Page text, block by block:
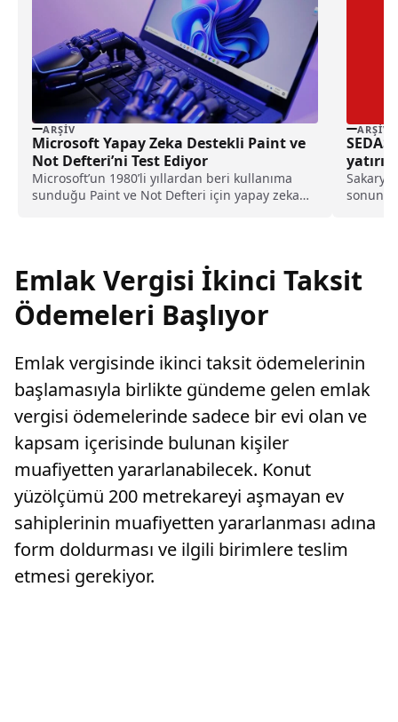
ARŞIV
Microsoft Yapay Zeka Destekli Paint ve
Not Defteri’ni Test Ediyor
Microsoft’un 1980’li yıllardan beri kullanıma
sunduğu Paint ve Not Defteri için yapay zeka
ARŞIV
Sakarya
sonuna
Emlak Vergisi İkinci Taksit
Ödemeleri Başlıyor
Emlak vergisinde ikinci taksit ödemelerinin
başlamasıyla birlikte gündeme gelen emlak
vergisi ödemelerinde sadece bir evi olan ve
kapsam içerisinde bulunan kişiler
muafiyetten yararlanabilecek. Konut
yüzölçümü 200 metrekareyi aşmayan ev
sahiplerinin muafiyetten yararlanması adına
form doldurması ve ilgili birimlere teslim
etmesi gerekiyor.